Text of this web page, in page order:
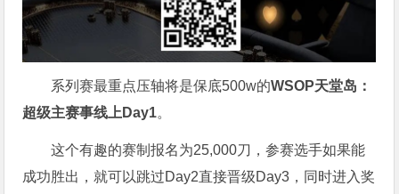
系列赛最重点压轴将是保底500w的WSOP天堂岛：
超级主赛事线上Day1。
这个有趣的赛制报名为25,000刀，参赛选手如果能
成功胜出，就可以跳过Day2直接晋级Day3，同时进入奖